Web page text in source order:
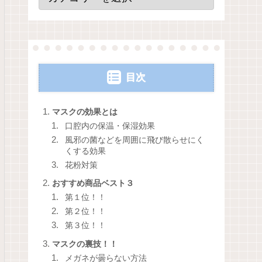
目次
マスクの効果とは
口腔内の保温・保湿効果
風邪の菌などを周囲に飛び散らせにく
くする効果
花粉対策
おすすめ商品ベスト３
第１位！！
第２位！！
第３位！！
マスクの裏技！！
メガネが曇らない方法